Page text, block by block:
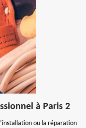
à Paris 2
ou la réparation